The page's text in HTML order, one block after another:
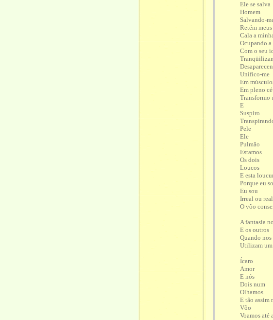
Ele se salva
Homem
Salvando-
Retém meus
Cala a
Ocupando
Com o seu
Unifico-me
Em
Em pleno
E
Suspiro
Pele
Ele
Pulmão
Estamos
Os dois
Loucos
E esta
Porque eu
Eu sou
Irreal ou real
O vôo
A fantasia
E os outros
Quando nos
Utilizam um
Ícaro
Amor
E nós
Dois num
Olhamos
E tão assim
Vôo
Voamos até